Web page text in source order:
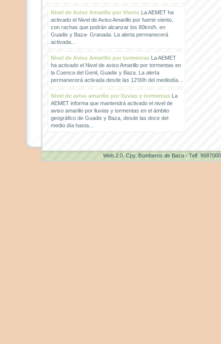
Nivel de Aviso Amarillo por VientoLa AEMET ha
activado el Nivel de Aviso Amarillo por fuerte viento,
con rachas que podrán alcanzar los 80km/h. en
Guadix y Baza- Granada. La alerta permanecerá
activada...
Nivel de Aviso Amarillo por tormentasLa AEMET
ha activado el Nivel de aviso Amarillo por tormentas en
la Cuenca del Genil, Guadix y Baza. La alerta
permanecerá activada desde las 12'00h del mediodía...
Nivel de aviso amarillo por lluvias y tormentasLa
AEMET informa que mantendrá activado el nivel de
aviso amarillo por lluvias y tormentas en el ámbito
geográfico de Guadix y Baza, desde las doce del
medio día hasta...
Web 2.0 . Cpy. Bomberos de Baza - Telf.